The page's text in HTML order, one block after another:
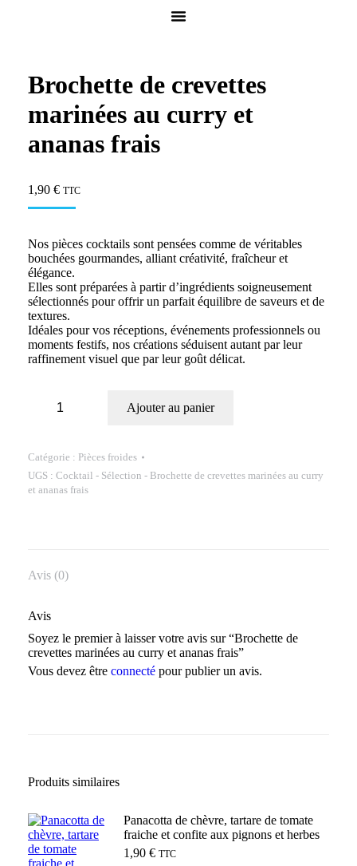
Brochette de crevettes
marinées au curry et
ananas frais
1,90 € TTC
Nos pièces cocktails sont pensées comme de véritables
bouchées gourmandes, alliant créativité, fraîcheur et
élégance.
Elles sont préparées à partir d’ingrédients soigneusement
sélectionnés pour offrir un parfait équilibre de saveurs et de
textures.
Idéales pour vos réceptions, événements professionnels ou
moments festifs, nos créations séduisent autant par leur
raffinement visuel que par leur goût délicat.
Ajouter au panier
Catégorie : Pièces froides
UGS : Cocktail - Sélection - Brochette de crevettes marinées au curry
et ananas frais
Avis (0)
Avis
Soyez le premier à laisser votre avis sur “Brochette de
crevettes marinées au curry et ananas frais”
Vous devez être connecté pour publier un avis.
Produits similaires
Panacotta de chèvre, tartare de tomate
fraiche et confite aux pignons et herbes
1,90 € TTC